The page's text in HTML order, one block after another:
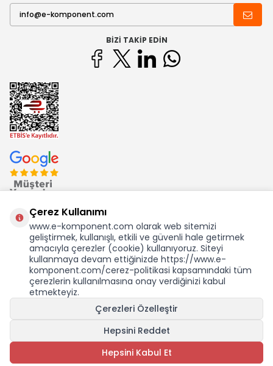
KDV Dahil Birim Fiyat
SEPETE EKLE
BIZI TAKIP EDIN
Ekom Elk. Elektronik San. ve Tic. A.Ş.'nin Tescilli Bir Markasıdır
Çerez Kullanımı
www.e-komponent.com olarak web sitemizi
geliştirmek, kullanışlı, etkili ve güvenli hale getirmek
amacıyla çerezler (cookie) kullanıyoruz. Siteyi
kullanmaya devam ettiğinizde https://www.e-
komponent.com/cerez-politikasi kapsamındaki tüm
çerezlerin kullanılmasına onay verdiğinizi kabul
etmekteyiz.
Çerezleri Özelleştir
Hepsini Reddet
Hepsini Kabul Et